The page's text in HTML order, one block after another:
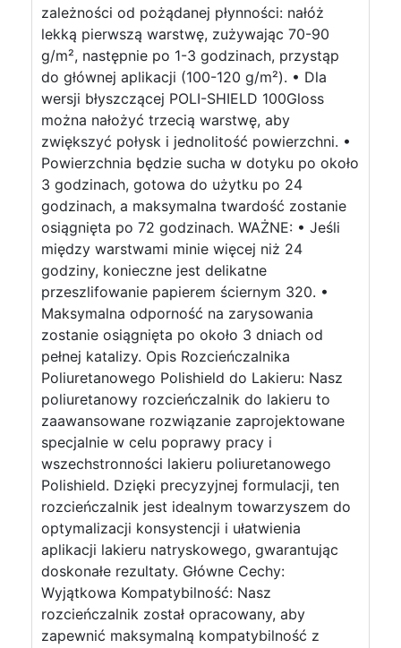
zależności od pożądanej płynności: nałóż
lekką pierwszą warstwę, zużywając 70-90
g/m², następnie po 1-3 godzinach, przystąp
do głównej aplikacji (100-120 g/m²). • Dla
wersji błyszczącej POLI-SHIELD 100Gloss
można nałożyć trzecią warstwę, aby
zwiększyć połysk i jednolitość powierzchni. •
Powierzchnia będzie sucha w dotyku po około
3 godzinach, gotowa do użytku po 24
godzinach, a maksymalna twardość zostanie
osiągnięta po 72 godzinach. WAŻNE: • Jeśli
między warstwami minie więcej niż 24
godziny, konieczne jest delikatne
przeszlifowanie papierem ściernym 320. •
Maksymalna odporność na zarysowania
zostanie osiągnięta po około 3 dniach od
pełnej katalizy. Opis Rozcieńczalnika
Poliuretanowego Polishield do Lakieru: Nasz
poliuretanowy rozcieńczalnik do lakieru to
zaawansowane rozwiązanie zaprojektowane
specjalnie w celu poprawy pracy i
wszechstronności lakieru poliuretanowego
Polishield. Dzięki precyzyjnej formulacji, ten
rozcieńczalnik jest idealnym towarzyszem do
optymalizacji konsystencji i ułatwienia
aplikacji lakieru natryskowego, gwarantując
doskonałe rezultaty. Główne Cechy:
Wyjątkowa Kompatybilność: Nasz
rozcieńczalnik został opracowany, aby
zapewnić maksymalną kompatybilność z